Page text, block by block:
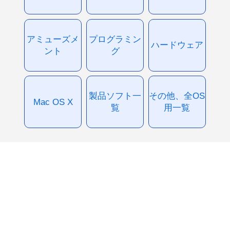
アミューズメ
ント
プログラミン
グ
ハードウェア
Mac OS X
製品ソフト一
覧
その他、全OS
用一覧